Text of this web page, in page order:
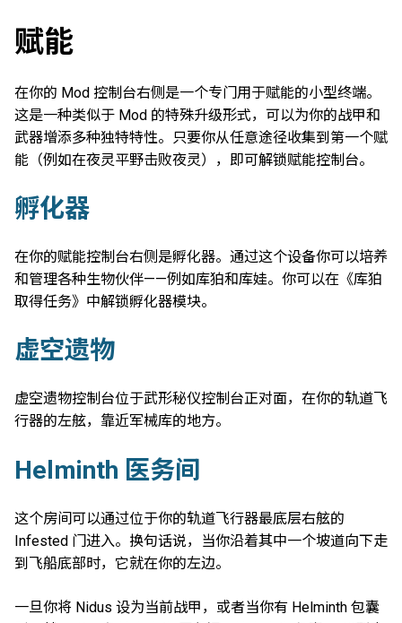
赋能
在你的 Mod 控制台右侧是一个专门用于赋能的小型终端。
这是一种类似于 Mod 的特殊升级形式，可以为你的战甲和
武器增添多种独特特性。只要你从任意途径收集到第一个赋
能（例如在夜灵平野击败夜灵），即可解锁赋能控制台。
孵化器
在你的赋能控制台右侧是孵化器。通过这个设备你可以培养
和管理各种生物伙伴——例如库狛和库娃。你可以在《库狛
取得任务》中解锁孵化器模块。
虚空遗物
虚空遗物控制台位于武形秘仪控制台正对面，在你的轨道飞
行器的左舷，靠近军械库的地方。
Helminth 医务间
这个房间可以通过位于你的轨道飞行器最底层右舷的
Infested 门进入。换句话说，当你沿着其中一个坡道向下走
到飞船底部时，它就在你的左边。
一旦你将 Nidus 设为当前战甲，或者当你有 Helminth 包囊